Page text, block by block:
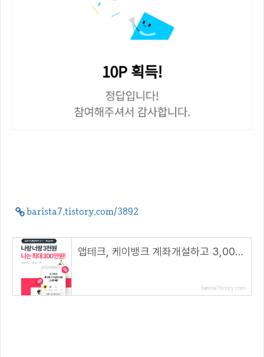
barista7.tistory.com/3892
앱테크, 케이뱅크 계좌개설하고 3,000원 받아요
barista7.tistory.com